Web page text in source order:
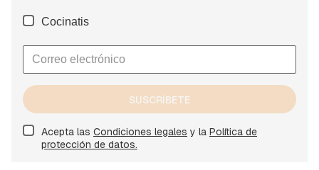
Cocinatis
SUSCRÍBETE
Acepta las Condiciones legales y la Política de
protección de datos.